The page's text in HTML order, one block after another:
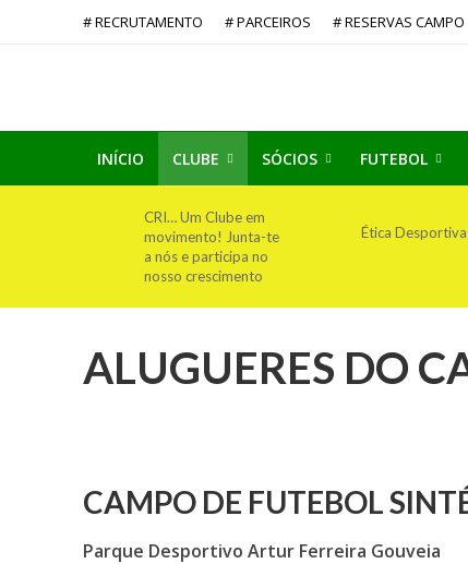
# RECRUTAMENTO # PARCEIROS # RESERVAS CAMPO
INÍCIO CLUBE SÓCIOS FUTEBOL
CRI… Um Clube em
movimento! Junta-te
a nós e participa no
nosso crescimento
Ética Desportiva
ALUGUERES DO
CAMPO DE FUTEBOL
Parque Desportivo Artur Ferreira Gouveia